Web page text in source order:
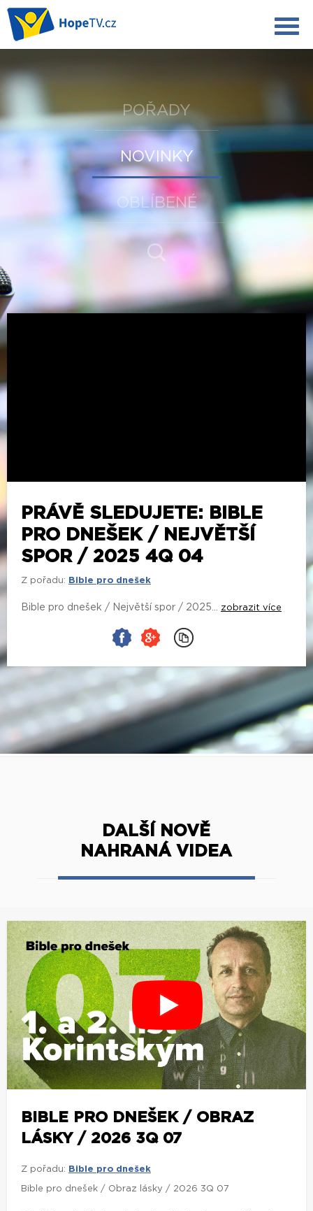
POŘADY
NOVINKY
OBLÍBENÉ
PRÁVĚ SLEDUJETE: BIBLE
PRO DNEŠEK / NEJVĚTŠÍ
SPOR / 2025 4Q 04
Z pořadu: Bible pro dnešek
Bible pro dnešek / Největší spor / 2025... zobrazit více
DALŠÍ NOVĚ
NAHRANÁ VIDEA
BIBLE PRO DNEŠEK / OBRAZ
LÁSKY / 2026 3Q 07
Z pořadu: Bible pro dnešek
Bible pro dnešek / Obraz lásky / 2026 3Q 07